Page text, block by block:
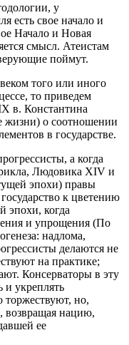
у
есть свое начало и
Начало и Новая
смысл. Атеистам
поймут.
того или иного
то приведем
в. Константина
жизни) о соотношении
в государстве.
а когда
Людовика XIV и
эпохи) правы
к цветению
эпохи, когда
и упрощения (По
надлома,
делаются не
на практике;
Консерваторы в эту
и укреплять
торжествуют, но,
возвращая нацию,
ее